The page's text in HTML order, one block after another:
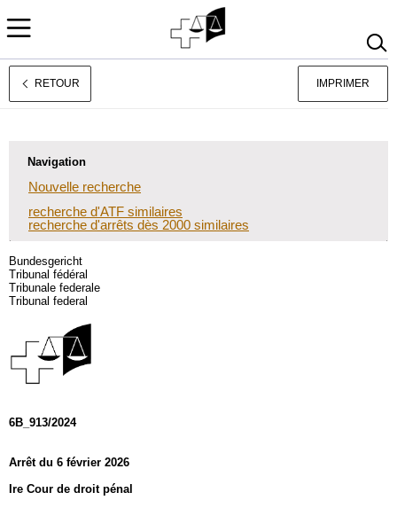
Jurisprudence
RETOUR IMPRIMER
Navigation
Nouvelle recherche
recherche d'ATF similaires
recherche d'arrêts dès 2000 similaires
Bundesgericht
Tribunal fédéral
Tribunale federale
Tribunal federal
6B_913/2024
Arrêt du 6 février 2026
Ire Cour de droit pénal